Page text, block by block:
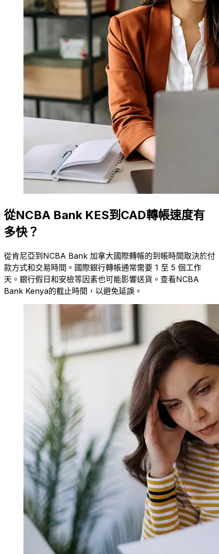
從NCBA Bank KES到CAD轉帳速度有
多快？
從肯尼亞到NCBA Bank 加拿大國際轉帳的到帳時間取決於付
款方式和交易時間。國際銀行轉帳通常需要 1 至 5 個工作
天。銀行假日和安檢等因素也可能影響送貨。查看NCBA
Bank Kenya的截止時間，以避免延誤。